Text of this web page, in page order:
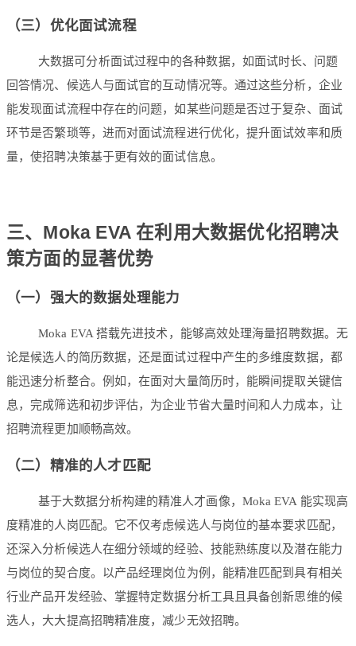
（三）优化面试流程
大数据可分析面试过程中的各种数据，如面试时长、问题
回答情况、候选人与面试官的互动情况等。通过这些分析，企业
能发现面试流程中存在的问题，如某些问题是否过于复杂、面试
环节是否繁琐等，进而对面试流程进行优化，提升面试效率和质
量，使招聘决策基于更有效的面试信息。
三、Moka EVA 在利用大数据优化招聘决
策方面的显著优势
（一）强大的数据处理能力
Moka EVA 搭载先进技术，能够高效处理海量招聘数据。无
论是候选人的简历数据，还是面试过程中产生的多维度数据，都
能迅速分析整合。例如，在面对大量简历时，能瞬间提取关键信
息，完成筛选和初步评估，为企业节省大量时间和人力成本，让
招聘流程更加顺畅高效。
（二）精准的人才匹配
基于大数据分析构建的精准人才画像，Moka EVA 能实现高
度精准的人岗匹配。它不仅考虑候选人与岗位的基本要求匹配，
还深入分析候选人在细分领域的经验、技能熟练度以及潜在能力
与岗位的契合度。以产品经理岗位为例，能精准匹配到具有相关
行业产品开发经验、掌握特定数据分析工具且具备创新思维的候
选人，大大提高招聘精准度，减少无效招聘。